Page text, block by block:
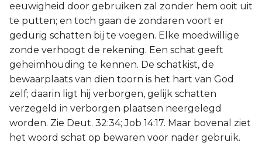
eeuwigheid door gebruiken zal zonder hem ooit uit
te putten; en toch gaan de zondaren voort er
gedurig schatten bij te voegen. Elke moedwillige
zonde verhoogt de rekening. Een schat geeft
geheimhouding te kennen. De schatkist, de
bewaarplaats van dien toorn is het hart van God
zelf; daarin ligt hij verborgen, gelijk schatten
verzegeld in verborgen plaatsen neergelegd
worden. Zie Deut. 32:34; Job 14:17. Maar bovenal ziet
het woord schat op bewaren voor nader gebruik.